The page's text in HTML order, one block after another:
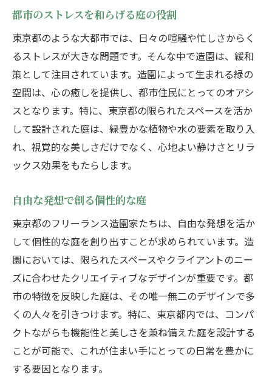
都市のストレスを和らげる庭の役割
東京都のような大都市では、日々の喧騒や忙しさからく
るストレスが大きな問題です。そんな中で造園は、緩和
策として注目されています。造園によって生まれる緑の
空間は、心の癒しを提供し、都市住民にとってのオアシ
スとなります。特に、東京都の限られたスペースを活か
して設計された庭は、緑豊かな植物や水の要素を取り入
れ、視覚的な美しさだけでなく、心地よい静けさとリラ
ックス効果をもたらします。
自由な発想で創る個性的な庭
東京都のフリーランス造園家たちは、自由な発想を活か
して個性的な庭を創り出すことが求められています。造
園においては、限られたスペースやクライアントのニー
ズに合わせたクリエイティブなデザインが重要です。都
市の特徴を反映した庭は、その唯一無二のデザインで多
くの人々を引きつけます。特に、東京都内では、コンパ
クトながらも機能性と美しさを兼ね備えた庭を設計する
ことが可能で、これが住まい手にとっての日常を豊かに
する要因となります。